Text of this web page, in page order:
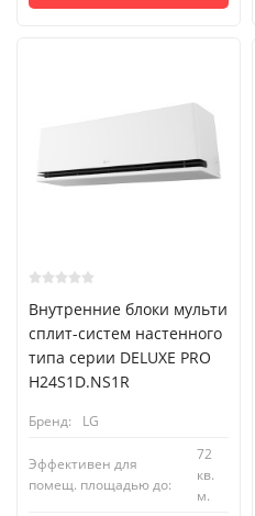
Внутренние блоки мульти
сплит-систем настенного
типа серии DELUXE PRO
H24S1D.NS1R
Бренд: LG
Эффективен для
помещ. площадью до:
72
кв.
м.